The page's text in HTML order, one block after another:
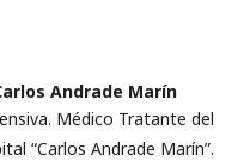
Andrade Marín
Médico Tratante del
“Carlos Andrade Marín”.